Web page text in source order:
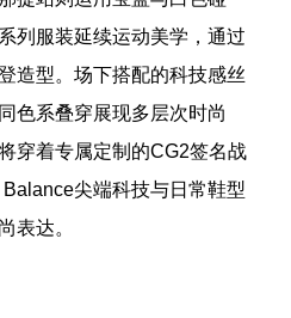
列服装延续运动美学，通过
造型。场下搭配的科技感丝
色系叠穿展现多层次时尚
穿着专属定制的CG2签名战
尖端科技与日常鞋型
表达。